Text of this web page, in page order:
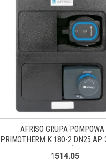
AFRISO GRUPA POMPOWA
PRIMOTHERM K 180-2 DN25 AP
ARV KVS12 SIŁOWNIK ARM
1514.05